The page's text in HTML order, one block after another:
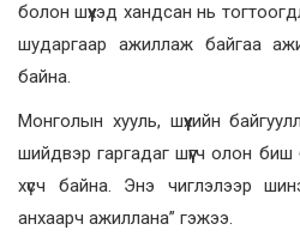
болон шүүхэд хандсан нь
шударгаар ажиллаж байгаа
байна.
Монголын хууль, шүүхийн
шийдвэр гаргадаг шүүгч олон биш
хүсч байна. Энэ чиглэлээр
анхаарч ажиллана” гэжээ.